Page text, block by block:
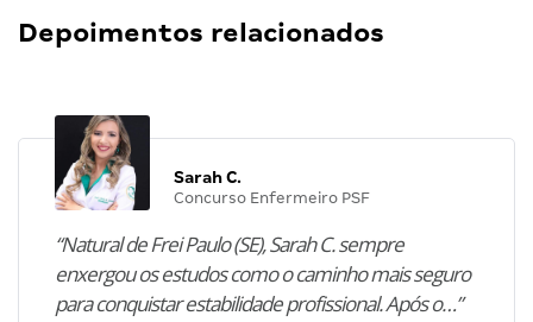
Depoimentos relacionados
Sarah C.
Concurso Enfermeiro PSF
“Natural de Frei Paulo (SE), Sarah C. sempre
enxergou os estudos como o caminho mais seguro
para conquistar estabilidade profissional. Após o…”